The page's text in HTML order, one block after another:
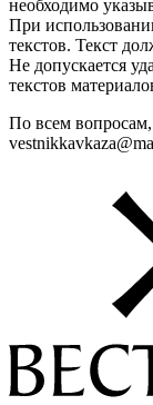
необходимо
При
текстов. Текст
Не допускается
текстов
По всем